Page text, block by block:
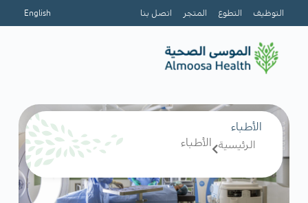
التوظيف التطوع المتجر اتصل بنا English
الأطباء
الرئيسية الأطباء